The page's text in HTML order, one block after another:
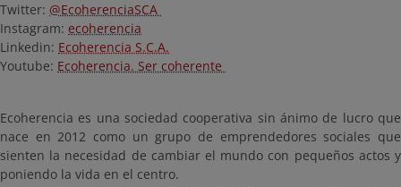
Twitter: @EcoherenciaSCA
Instagram: ecoherencia
Linkedin: Ecoherencia S.C.A.
Youtube: Ecoherencia. Ser coherente
Ecoherencia es una sociedad cooperativa sin ánimo de lucro que
nace en 2012 como un grupo de emprendedores sociales que
sienten la necesidad de cambiar el mundo con pequeños actos y
poniendo la vida en el centro.